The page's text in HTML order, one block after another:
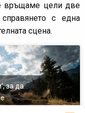
връщаме цели две
с една
сцена.
за да